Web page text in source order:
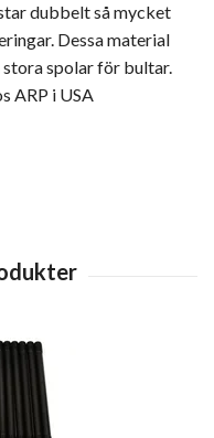
dubbelt så mycket
Dessa material
spolar för bultar.
ARP i USA